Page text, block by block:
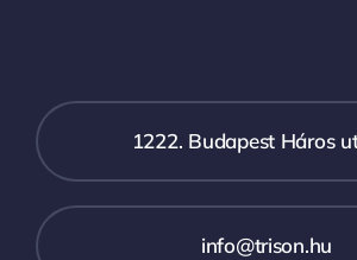
1222. Budapest Háros
info@trison.hu